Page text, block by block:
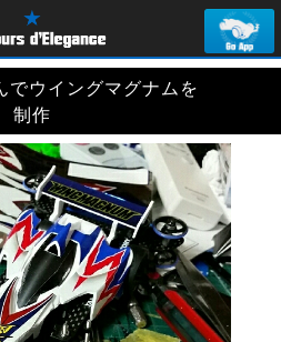
でウイングマグナムを
制作